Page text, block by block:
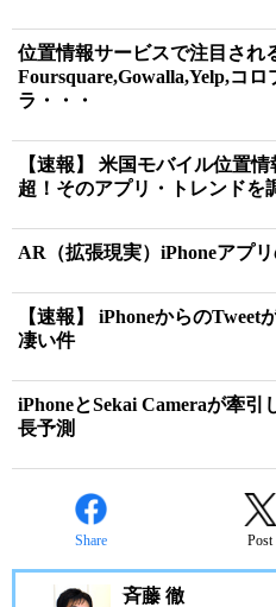
位置情報サービスで注目され
Foursquare,Gowalla,Yelp,コ
ラ・・・
【速報】 米国モバイル位置
超！そのアプリ・トレンドを
AR（拡張現実）iPhoneアプリ
【速報】 iPhoneからの
凄い件
iPhoneとSekai Cameraが牽
長予測
Share Post
斉藤 徹